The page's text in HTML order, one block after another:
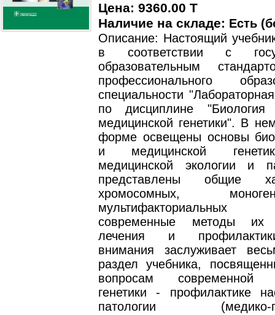
Цена: 9360.00 T
Наличие на складе: Есть
Описание: Настоящий
в соответствии с
образовательным
профессионального
специальности
по дисциплине
медицинской генетики". В
форме освещены основы
и медицинской
медицинской экологии и
представлены общие
хромосомных,
современные методы их
лечения и
внимания заслуживает
раздел учебника,
вопросам современной
генетики - профилактике
патологии (медико-